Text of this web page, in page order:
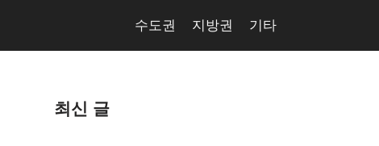
수도권 지방권 기타
최신 글